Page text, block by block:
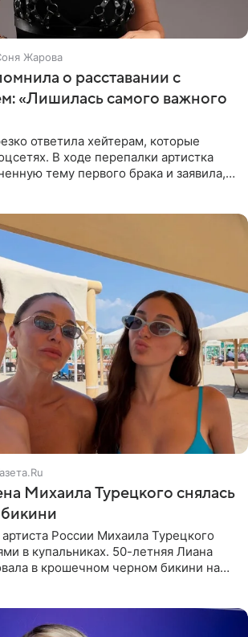
Жарова
о расставании с
«Лишилась самого важного
ответила хейтерам, которые
В ходе перепалки артистка
тему первого брака и заявила,
Михаила Турецкого снялась
России Михаила Турецкого
в купальниках. 50-летняя Лиана
в крошечном черном бикини на